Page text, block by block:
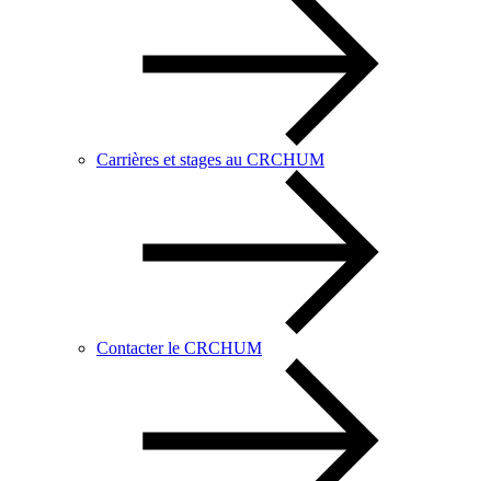
Carrières et stages au CRCHUM
Contacter le CRCHUM